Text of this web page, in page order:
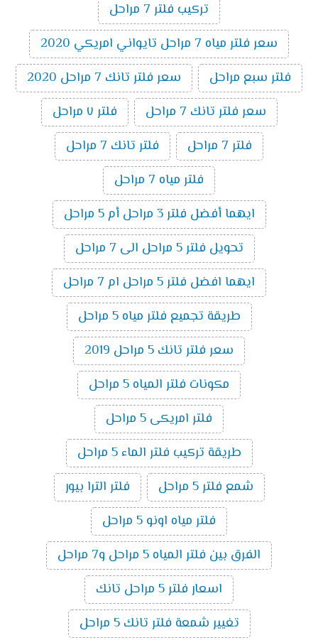
تركيب فلتر 7 مراحل
سعر فلتر مياه 7 مراحل تايواني امريكي 2020
فلتر سبع مراحل
سعر فلتر تانك 7 مراحل 2020
سعر فلتر تانك 7 مراحل
فلتر ٧ مراحل
فلتر 7 مراحل
فلتر تانك 7 مراحل
فلتر مياه 7 مراحل
ايهما أفضل فلتر 3 مراحل أم 5 مراحل
تحويل فلتر 5 مراحل الى 7 مراحل
ايهما افضل فلتر 5 مراحل ام 7 مراحل
طريقة تجميع فلتر مياه 5 مراحل
سعر فلتر تانك 5 مراحل 2019
مكونات فلتر المياه 5 مراحل
فلتر امريكى 5 مراحل
طريقة تركيب فلتر الماء 5 مراحل
شمع فلتر 5 مراحل
فلتر الترا بيور
فلتر مياه اونو 5 مراحل
الفرق بين فلتر المياه 5 مراحل و7 مراحل
اسعار فلتر 5 مراحل تانك
تغيير شمعة فلتر تانك 5 مراحل